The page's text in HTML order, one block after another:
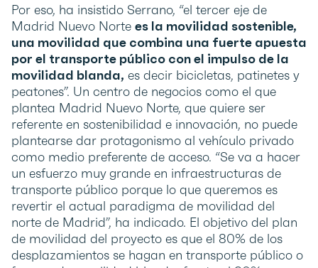
Por eso, ha insistido Serrano, “el tercer eje de
Madrid Nuevo Norte es la movilidad sostenible,
una movilidad que combina una fuerte apuesta
por el transporte público con el impulso de la
movilidad blanda, es decir bicicletas, patinetes y
peatones”. Un centro de negocios como el que
plantea Madrid Nuevo Norte, que quiere ser
referente en sostenibilidad e innovación, no puede
plantearse dar protagonismo al vehículo privado
como medio preferente de acceso. “Se va a hacer
un esfuerzo muy grande en infraestructuras de
transporte público porque lo que queremos es
revertir el actual paradigma de movilidad del
norte de Madrid”, ha indicado. El objetivo del plan
de movilidad del proyecto es que el 80% de los
desplazamientos se hagan en transporte público o